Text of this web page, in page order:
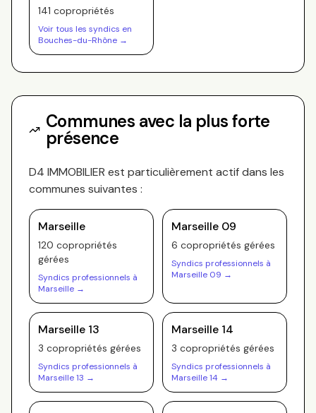
141 copropriétés
Voir tous les syndics en
Bouches-du-Rhône →
Communes avec la plus forte
présence
D4 IMMOBILIER est particulièrement actif dans les
communes suivantes :
Marseille
120 copropriétés
gérées
Syndics professionnels à
Marseille →
Marseille 09
6 copropriétés gérées
Syndics professionnels à
Marseille 09 →
Marseille 13
3 copropriétés gérées
Syndics professionnels à
Marseille 13 →
Marseille 14
3 copropriétés gérées
Syndics professionnels à
Marseille 14 →